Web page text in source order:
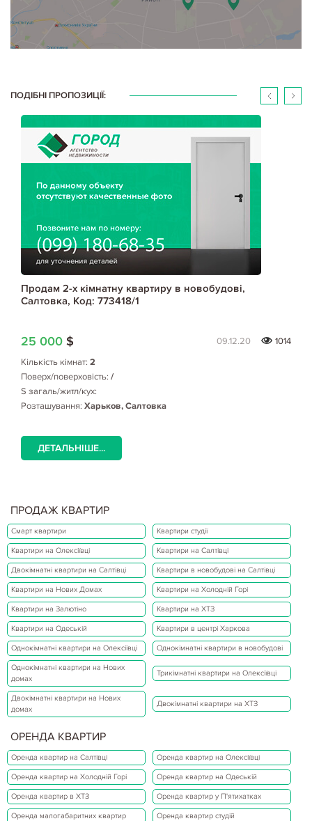
ПОДІБНІ ПРОПОЗИЦІЇ:
Продам 2-х кімнатну квартиру в новобудові,
Салтовка, Код: 773418/1
25 000 $ 09.12.20
1014
Кількість кімнат: 2
Поверх/поверховість: /
S загаль/житл/кух:
Розташування: Харьков, Салтовка
ДЕТАЛЬНІШЕ...
ПРОДАЖ КВАРТИР
Смарт квартири Квартири студії
Квартири на Олексіївці Квартири на Салтівці
Двокімнатні квартири на Салтівці Квартири в новобудові на Салтівці
Квартири на Нових Домах Квартири на Холодній Горі
Квартири на Залютіно Квартири на ХТЗ
Квартири на Одеській Квартири в центрі Харкова
Однокімнатні квартири на Олексіївці Однокімнатні квартири в новобудові
Однокімнатні квартири на Нових
домах
Трикімнатні квартири на Олексіївці
Двокімнатні квартири на Нових
домах
Двокімнатні квартири на ХТЗ
ОРЕНДА КВАРТИР
Оренда квартир на Салтівці Оренда квартир на Олексіївці
Оренда квартир на Холодній Горі Оренда квартир на Одеській
Оренда квартир в ХТЗ Оренда квартир у П'ятихатках
Оренда малогабаритних квартир Оренда квартир студій